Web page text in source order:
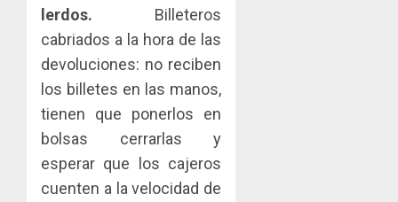
lerdos. Billeteros
cabriados a la hora de las
devoluciones: no reciben
los billetes en las manos,
tienen que ponerlos en
bolsas cerrarlas y
esperar que los cajeros
cuenten a la velocidad de